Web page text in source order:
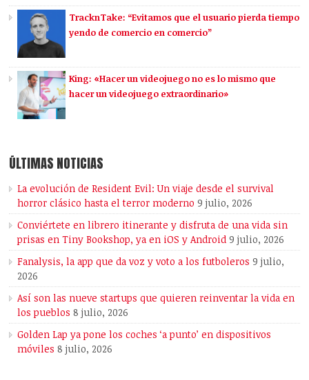
TracknTake: “Evitamos que el usuario pierda tiempo
yendo de comercio en comercio”
King: «Hacer un videojuego no es lo mismo que
hacer un videojuego extraordinario»
ÚLTIMAS NOTICIAS
La evolución de Resident Evil: Un viaje desde el survival
horror clásico hasta el terror moderno 9 julio, 2026
Conviértete en librero itinerante y disfruta de una vida sin
prisas en Tiny Bookshop, ya en iOS y Android 9 julio, 2026
Fanalysis, la app que da voz y voto a los futboleros 9 julio,
2026
Así son las nueve startups que quieren reinventar la vida en
los pueblos 8 julio, 2026
Golden Lap ya pone los coches ‘a punto’ en dispositivos
móviles 8 julio, 2026